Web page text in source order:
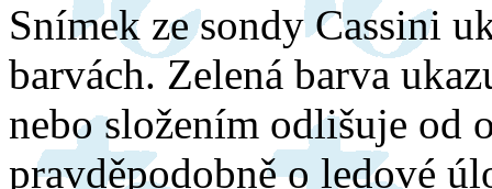
Snímek ze sondy Cassini
barvách. Zelená barva
nebo složením odlišuje od
pravděpodobně o ledové